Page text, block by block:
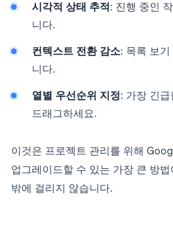
시각적 상태 추적 : 진행 중인
니다.
컨텍스트 전환 감소: 목록 보
니다.
열별 우선순위 지정: 가장 긴
드래그하세요.
이것은 프로젝트 관리를 위해
업그레이드할 수 있는 가장 큰 방
밖에 걸리지 않습니다.